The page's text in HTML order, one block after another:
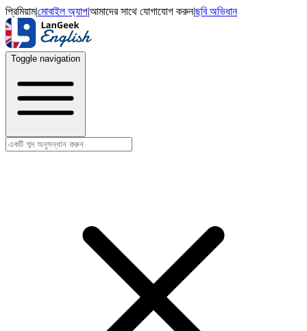
প্রিমিয়াম|মোবাইল অ্যাপ|আমাদের সাথে যোগাযোগ করুন|ছবি অভিধান
Toggle navigation